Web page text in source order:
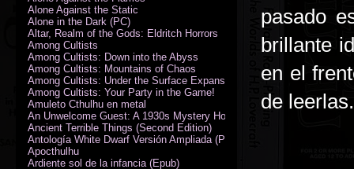
pasado
brillante
en el
de leerlas.
Alone Against the Static
Alone in the Dark (PC)
Altar, Realm of the Gods: Eldritch Horrors
Among Cultists
Among Cultists: Down into the Abyss
Among Cultists: Mountains of Chaos
Among Cultists: Under the Surface Expansion
Among Cultists: Your Party in the Game!
Amuleto Cthulhu en metal
An Unwelcome Guest: A 1930s Mystery Horror Adventure RPG
Ancient Terrible Things (Second Edition)
Antología White Dwarf Versión Ampliada (PDF)
Apocthulhu
Ardiente sol de la infancia (Epub)